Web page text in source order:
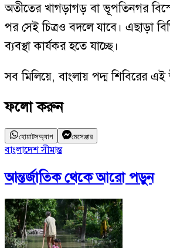
অতীতের খাগড়াগড় বা ভূপতিনগর
পর সেই চিত্রও বদলে যাবে। এছাড়া
ব্যবস্থা কার্যকর হতে যাচ্ছে।
সব মিলিয়ে, বাংলায় পদ্ম শিবিরের
ফলো করুন
হোয়াটসঅ্যাপ মেসেঞ্জার
বাংলাদেশ সীমান্ত
আন্তর্জাতিকথেকে আরো পড়ুন